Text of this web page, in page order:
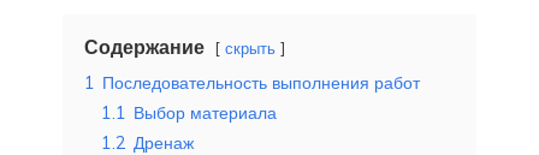
Содержание скрыть
1 Последовательность выполнения работ
1.1 Выбор материала
1.2 Дренаж